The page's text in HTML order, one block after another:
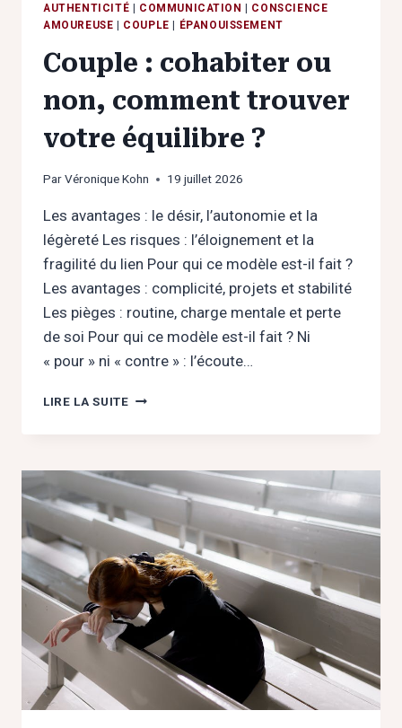
AUTHENTICITÉ | COMMUNICATION | CONSCIENCE
AMOUREUSE | COUPLE | ÉPANOUISSEMENT
Couple : cohabiter ou
non, comment trouver
votre équilibre ?
ParVéronique Kohn 19 juillet 2026
Les avantages : le désir, l’autonomie et la
légèreté Les risques : l’éloignement et la
fragilité du lien Pour qui ce modèle est-il fait ?
Les avantages : complicité, projets et stabilité
Les pièges : routine, charge mentale et perte
de soi Pour qui ce modèle est-il fait ? Ni
« pour » ni « contre » : l’écoute…
LIRE LA SUITECOUPLE
NON,
COMMENT
TROUVER
VOTRE
ÉQUILIBRE
?